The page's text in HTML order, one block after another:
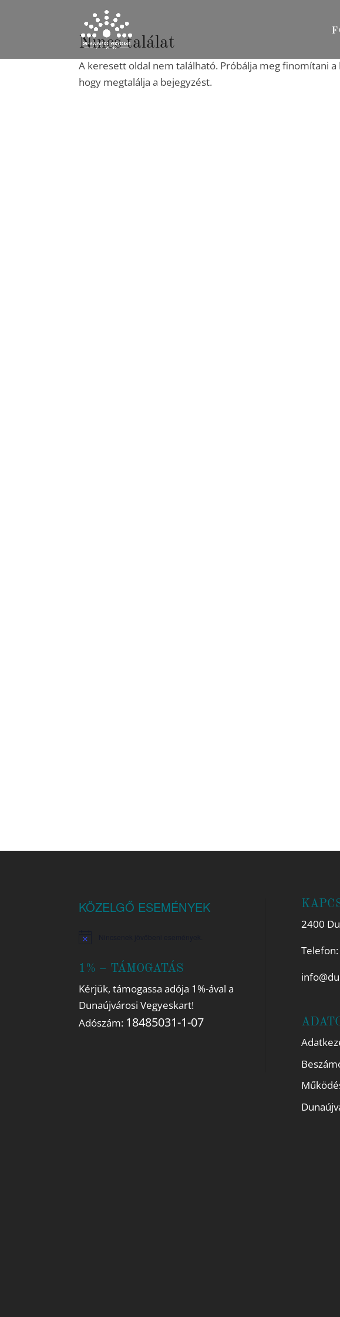
Nincs találat
A keresett oldal nem található. Próbálja meg finomítani a
hogy megtalálja a bejegyzést.
KÖZELGŐ ESEMÉNYEK
Notice
1% – TÁMOGATÁS
Kérjük, támogassa adója 1%-ával a
Dunaújvárosi Vegyeskart!
Adószám: 18485031-1-07
2400
Telefon: